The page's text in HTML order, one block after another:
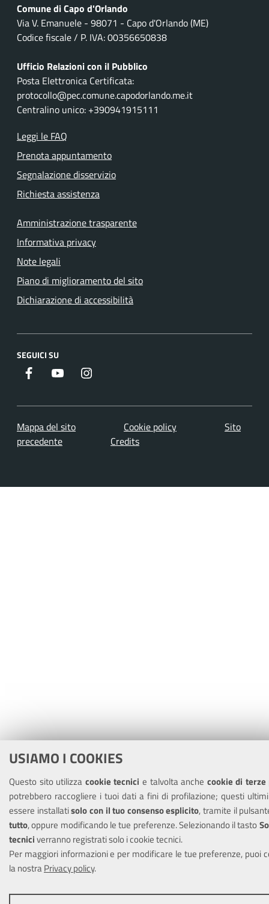
USIAMO I COOKIES
Questo sito utilizza cookie tecnici e talvolta anche cookie di
potrebbero raccogliere i tuoi dati a fini di profilazione; questi
essere installatisolo con il tuo consenso esplicito, tramite il
tutto, oppure modificando le tue preferenze. Selezionando il tasto
tecniciverranno registrati solo i cookie tecnici.
Per maggiori informazioni e per modificare le tue preferenze, puoi
la nostraPrivacy policy.
Comune di Capo d'Orlando
Via V. Emanuele - 98071 - Capo d'Orlando (ME)
Codice fiscale / P. IVA: 00356650838
Ufficio Relazioni con il Pubblico
Posta Elettronica Certificata:
protocollo@pec.comune.capodorlando.me.it
Centralino unico: +390941915111
Leggi le FAQ
Prenota appuntamento
Segnalazione disservizio
Richiesta assistenza
Amministrazione trasparente
Informativa privacy
Note legali
Piano di miglioramento del sito
Dichiarazione di accessibilità
SEGUICI SU
Facebook Youtube
Mappa del sito Cookie policy
Sito
precedente
Credits